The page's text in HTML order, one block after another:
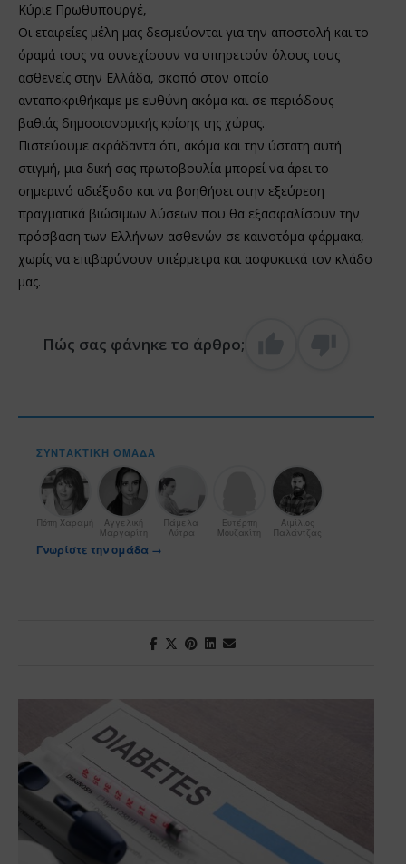
Κύριε Πρωθυπουργέ,
Οι εταιρείες μέλη μας δεσμεύονται για την αποστολή και το
όραμά τους να συνεχίσουν να υπηρετούν όλους τους
ασθενείς στην Ελλάδα, σκοπό στον οποίο
ανταποκριθήκαμε με ευθύνη ακόμα και σε περιόδους
βαθιάς δημοσιονομικής κρίσης της χώρας.
Πιστεύουμε ακράδαντα ότι, ακόμα και την ύστατη αυτή
στιγμή, μια δική σας πρωτοβουλία μπορεί να άρει το
σημερινό αδιέξοδο και να βοηθήσει στην εξεύρεση
πραγματικά βιώσιμων λύσεων που θα εξασφαλίσουν την
πρόσβαση των Ελλήνων ασθενών σε καινοτόμα φάρμακα,
χωρίς να επιβαρύνουν υπέρμετρα και ασφυκτικά τον κλάδο
μας.
Πώς σας φάνηκε το άρθρο;
ΣΥΝΤΑΚΤΙΚΉ ΟΜΆΔΑ
Πόπη Χαραμή
Αγγελική
Μαργαρίτη
Πάμελα
Λύτρα
Ευτέρπη
Μουζακίτη
Αιμίλιος
Παλάντζας
Γνωρίστε την ομάδα →